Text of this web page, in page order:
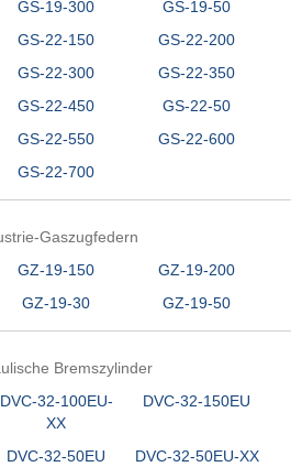
GS-19-300
GS-19-50
GS-22-150
GS-22-200
GS-22-300
GS-22-350
GS-22-450
GS-22-50
GS-22-550
GS-22-600
GS-22-700
Gaszugfedern
GZ-19-150
GZ-19-200
GZ-19-30 GZ-19-50
Bremszylinder
DVC-32-100EU-
XX
DVC-32-150EU
DVC-32-50EU DVC-32-50EU-XX